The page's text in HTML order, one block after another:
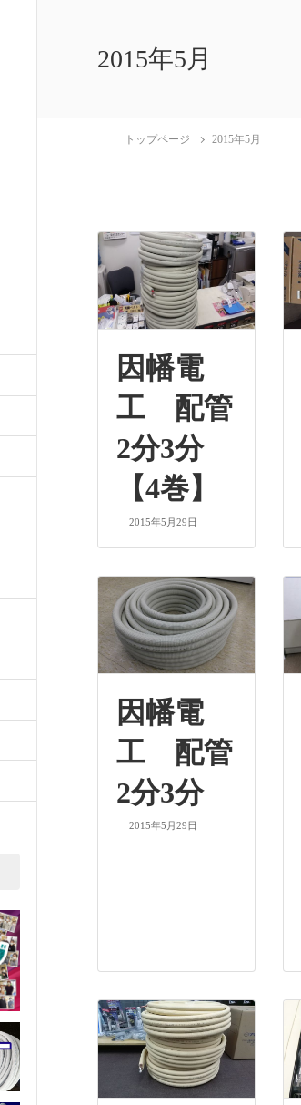
2015年5月
トップページ 2015年5月
因幡電
工 配管
2分3分
【4巻】
2015年5月29日
因幡電
工 配管
2分3分
2015年5月29日